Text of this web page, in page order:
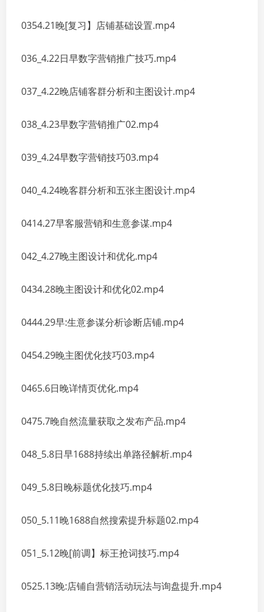
0354.21晚[复习】店铺基础设置.mp4
036_4.22日早数字营销推广技巧.mp4
037_4.22晚店铺客群分析和主图设计.mp4
038_4.23早数字营销推广02.mp4
039_4.24早数字营销技巧03.mp4
040_4.24晚客群分析和五张主图设计.mp4
0414.27早客服营销和生意参谋.mp4
042_4.27晚主图设计和优化.mp4
0434.28晚主图设计和优化02.mp4
0444.29早:生意参谋分析诊断店铺.mp4
0454.29晚主图优化技巧03.mp4
0465.6日晚详情页优化.mp4
0475.7晚自然流量获取之发布产品.mp4
048_5.8日早1688持续出单路径解析.mp4
049_5.8日晚标题优化技巧.mp4
050_5.11晚1688自然搜索提升标题02.mp4
051_5.12晚[前调】标王抢词技巧.mp4
0525.13晚:店铺自营销活动玩法与询盘提升.mp4